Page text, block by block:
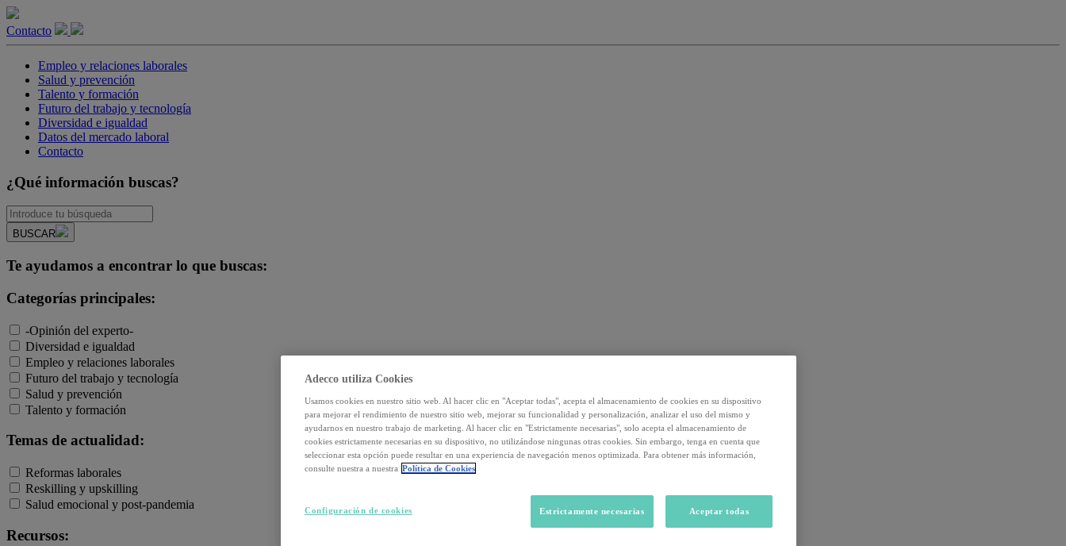
Contacto
Empleo y relaciones laborales
Salud y prevención
Talento y formación
Futuro del trabajo y tecnología
Diversidad e igualdad
Datos del mercado laboral
Contacto
¿Qué información buscas?
BUSCAR
Te ayudamos a encontrar lo que buscas:
Categorías principales:
-Opinión del experto-
Diversidad e igualdad
Empleo y relaciones laborales
Futuro del trabajo y tecnología
Salud y prevención
Talento y formación
Temas de actualidad:
Reformas laborales
Reskilling y upskilling
Salud emocional y post-pandemia
Recursos:
Adecco utiliza Cookies
Usamos cookies en nuestro sitio web. Al hacer clic en "Aceptar todas", acepta el almacenamiento de cookies en su dispositivo
para mejorar el rendimiento de nuestro sitio web, mejorar su funcionalidad y personalización, analizar el uso del mismo y
ayudarnos en nuestro trabajo de marketing. Al hacer clic en "Estrictamente necesarias", solo acepta el almacenamiento de
cookies estrictamente necesarias en su dispositivo, no utilizándose ningunas otras cookies. Sin embargo, tenga en cuenta que
seleccionar esta opción puede resultar en una experiencia de navegación menos optimizada. Para obtener más información,
consulte nuestra a nuestra Política de Cookies
Estrictamente necesarias Aceptar todas
Configuración de cookies